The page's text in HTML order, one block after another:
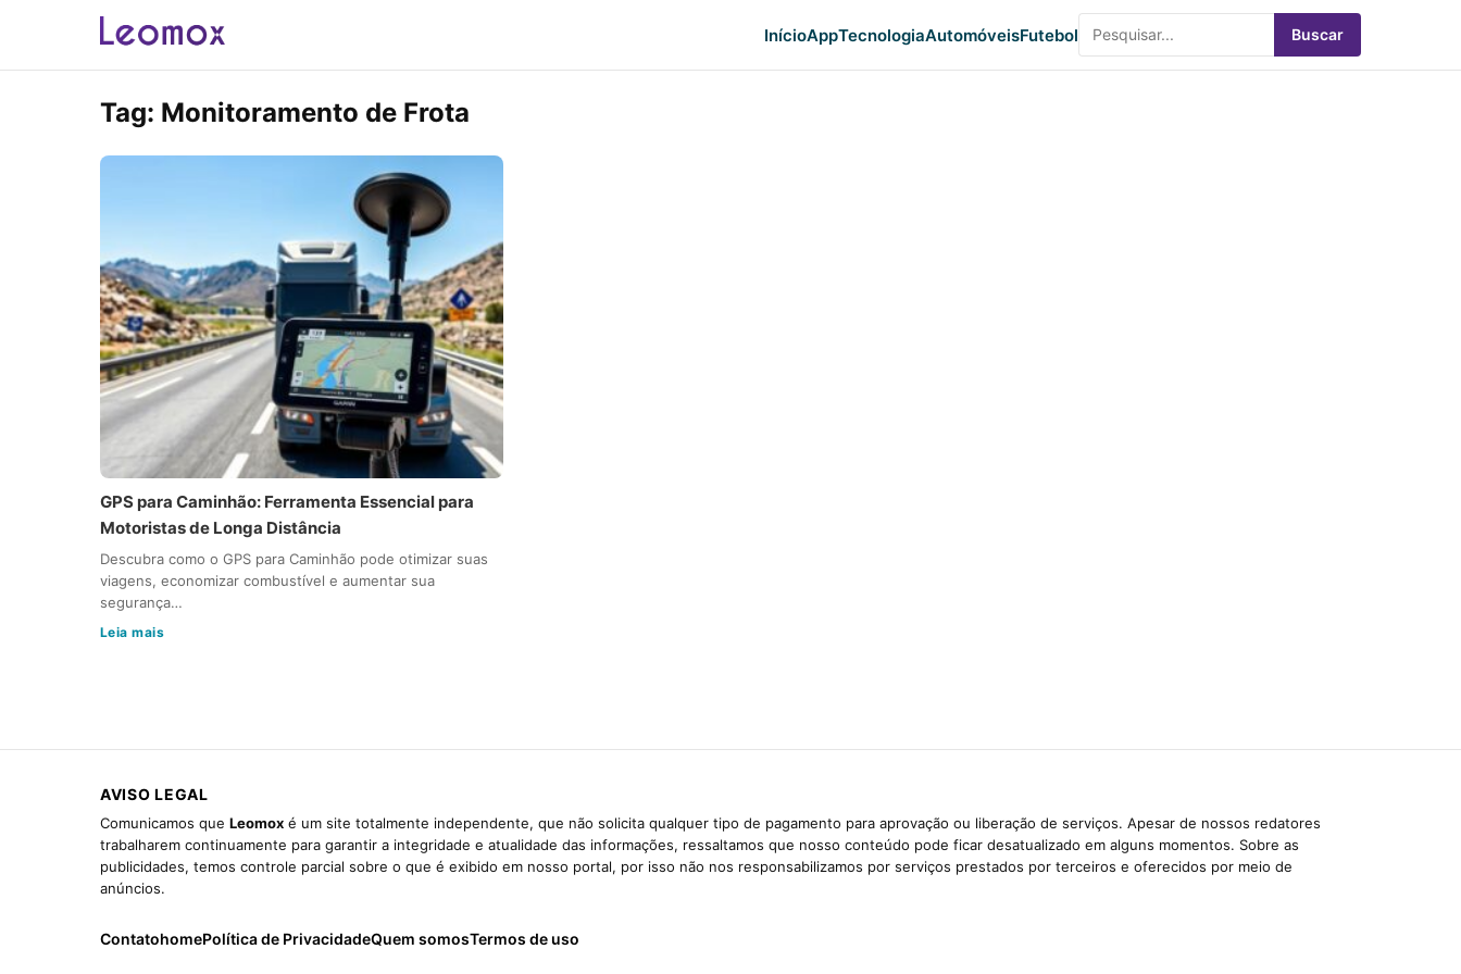
InícioAppTecnologiaAutomóveisFutebol Buscar
Tag: Monitoramento de Frota
GPS para Caminhão: Ferramenta Essencial para
Motoristas de Longa Distância
Descubra como o GPS para Caminhão pode otimizar suas
viagens, economizar combustível e aumentar sua
segurança…
Leia mais
AVISO LEGAL
Comunicamos que Leomox é um site totalmente independente, que não solicita qualquer tipo de pagamento para aprovação ou liberação de serviços. Apesar de nossos redatores
trabalharem continuamente para garantir a integridade e atualidade das informações, ressaltamos que nosso conteúdo pode ficar desatualizado em alguns momentos. Sobre as
publicidades, temos controle parcial sobre o que é exibido em nosso portal, por isso não nos responsabilizamos por serviços prestados por terceiros e oferecidos por meio de
anúncios.
ContatohomePolítica de PrivacidadeQuem somosTermos de uso